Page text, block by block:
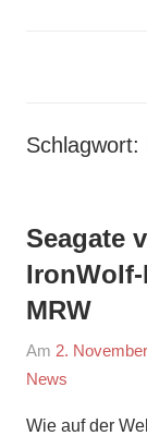
Schlagwort:
Seagate
IronWolf-
MRW
Am 2.
News
Wie auf der